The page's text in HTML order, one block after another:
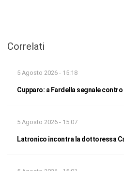
Correlati
5 Agosto 2026 - 15:18
Cupparo: a Fardella segnale
5 Agosto 2026 - 15:07
Latronico incontra la dottoressa